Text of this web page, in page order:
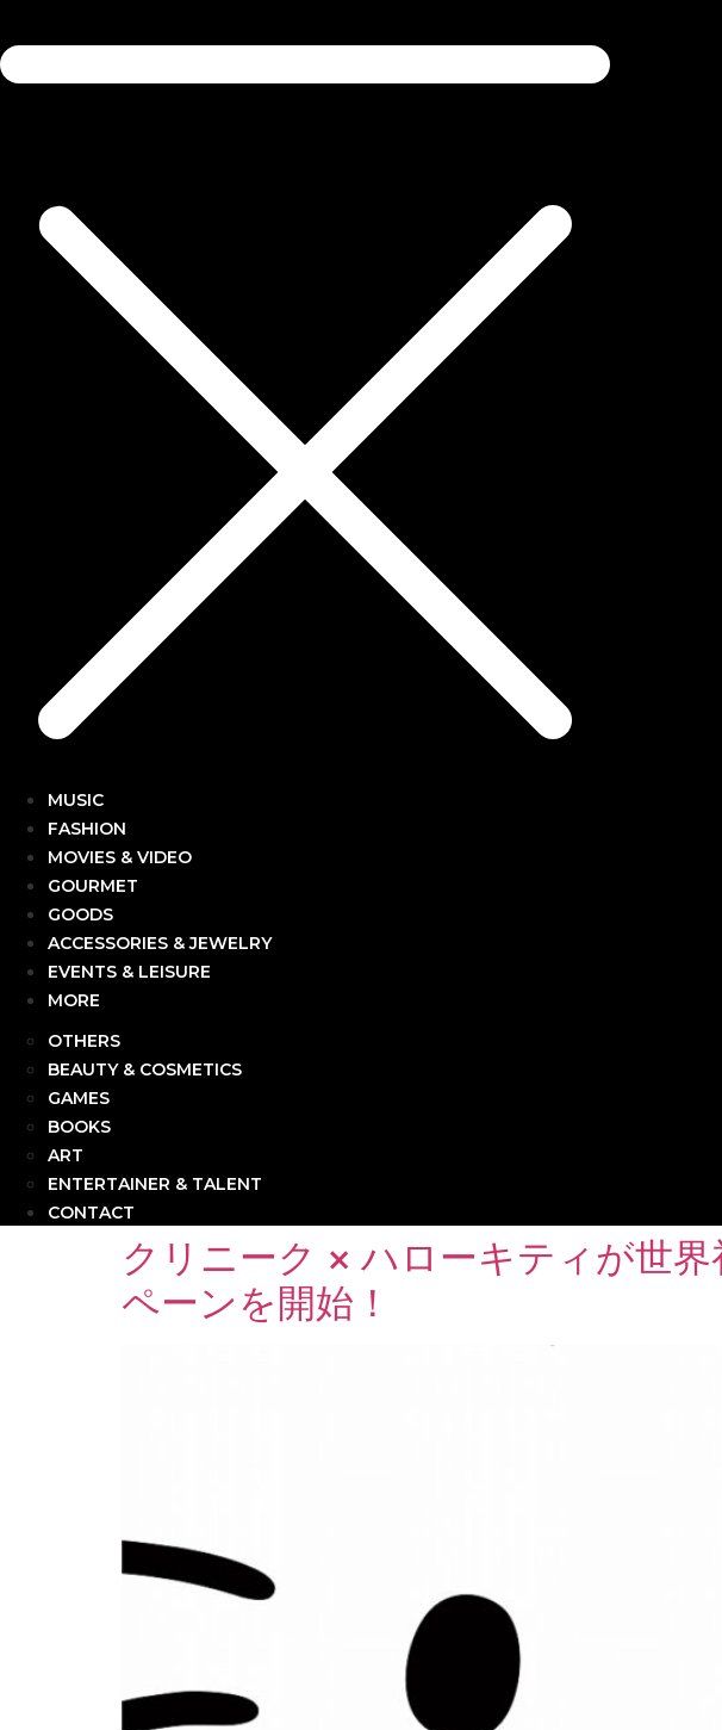
MUSIC
FASHION
MOVIES & VIDEO
GOURMET
GOODS
ACCESSORIES & JEWELRY
EVENTS & LEISURE
MORE
OTHERS
BEAUTY & COSMETICS
GAMES
BOOKS
ART
ENTERTAINER & TALENT
CONTACT
クリニーク × ハローキティが世
ペーンを開始！